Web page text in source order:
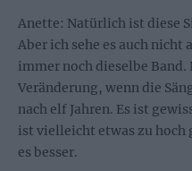
Anette: Natürlich ist diese
Aber ich sehe es auch nicht
immer noch dieselbe
Veränderung, wenn die
nach elf Jahren. Es ist
ist vielleicht etwas zu
es besser.